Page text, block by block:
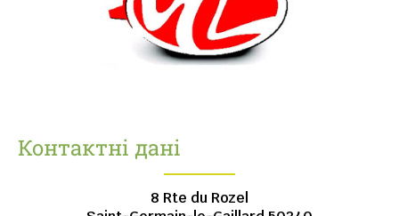
Контактні дані
8 Rte du Rozel